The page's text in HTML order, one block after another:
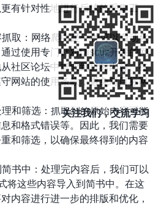
有针对性地进行后续的采集工
取：网络爬虫是一种可以自动化
过使用专门针对Discuz开发的网
社区论坛中抓取到目标内容。在
网站的使用条款，避免对目标网
和筛选：抓取到的原始内容可能
和格式错误等。因此，我们需要
和筛选，以确保最终得到的内容
书中：处理完内容后，我们可以
将这些内容导入到简书中。在这
内容进行进一步的排版和优化，
关注我们，交流学习